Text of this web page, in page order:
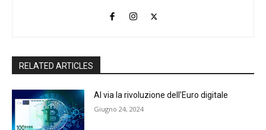
RELATED ARTICLES
Al via la rivoluzione dell’Euro digitale
Giugno 24, 2024